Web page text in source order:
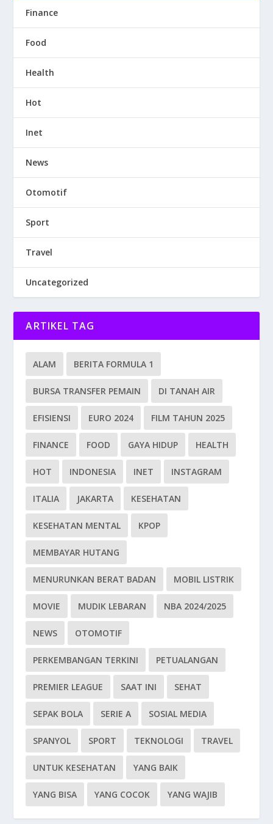
Finance
Food
Health
Hot
Inet
News
Otomotif
Sport
Travel
Uncategorized
ARTIKEL TAG
ALAM BERITA FORMULA 1
BURSA TRANSFER PEMAIN DI TANAH AIR
EFISIENSI EURO 2024 FILM TAHUN 2025
FINANCE FOOD GAYA HIDUP HEALTH
HOT INDONESIA INET INSTAGRAM
ITALIA JAKARTA KESEHATAN
KESEHATAN MENTAL KPOP
MEMBAYAR HUTANG
MENURUNKAN BERAT BADAN MOBIL LISTRIK
MOVIE MUDIK LEBARAN NBA 2024/2025
NEWS OTOMOTIF
PERKEMBANGAN TERKINI PETUALANGAN
PREMIER LEAGUE SAAT INI SEHAT
SEPAK BOLA SERIE A SOSIAL MEDIA
SPANYOL SPORT TEKNOLOGI TRAVEL
UNTUK KESEHATAN YANG BAIK
YANG BISA YANG COCOK YANG WAJIB